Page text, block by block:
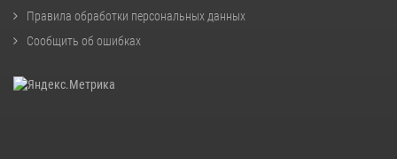
Правила обработки персональных данных
Сообщить об ошибках